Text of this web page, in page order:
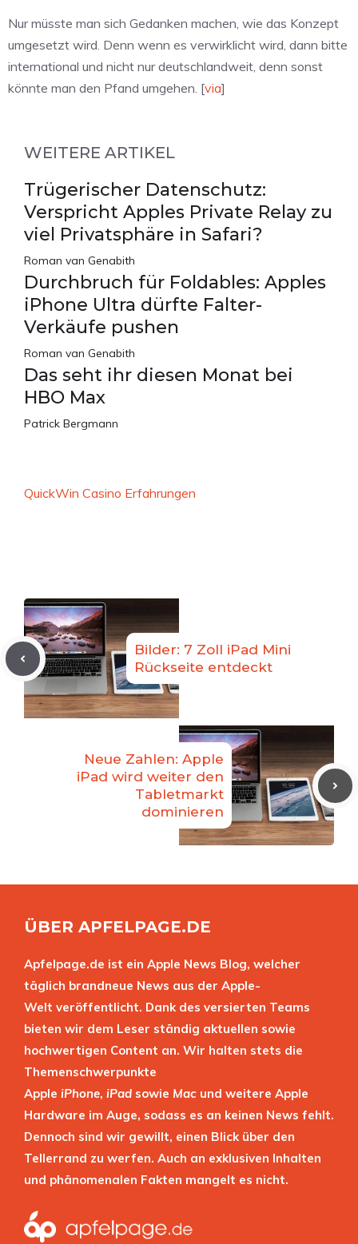
Nur müsste man sich Gedanken machen, wie das Konzept
umgesetzt wird. Denn wenn es verwirklicht wird, dann bitte
international und nicht nur deutschlandweit, denn sonst
könnte man den Pfand umgehen. [via]
WEITERE ARTIKEL
Trügerischer Datenschutz:
Verspricht Apples Private Relay zu
viel Privatsphäre in Safari?
Roman van Genabith
Durchbruch für Foldables: Apples
iPhone Ultra dürfte Falter-
Verkäufe pushen
Roman van Genabith
Das seht ihr diesen Monat bei
HBO Max
Patrick Bergmann
QuickWin Casino Erfahrungen
Bilder: 7 Zoll iPad Mini
Rückseite entdeckt
Neue Zahlen: Apple
iPad wird weiter den
Tabletmarkt
dominieren
ÜBER APFELPAGE.DE
Apfelpage.de ist ein Apple News Blog, welcher
täglich brandneue News aus der Apple-
Welt veröffentlicht. Dank des versierten Teams
bieten wir dem Leser ständig aktuellen sowie
hochwertigen Content an. Wir halten stets die
Themenschwerpunkte
Apple iPhone, iPad sowie Mac und weitere Apple
Hardware im Auge, sodass es an keinen News fehlt.
Dennoch sind wir gewillt, einen Blick über den
Tellerrand zu werfen. Auch an exklusiven Inhalten
und phänomenalen Fakten mangelt es nicht.